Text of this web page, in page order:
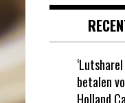
betalen
Holland